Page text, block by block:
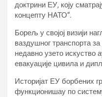
доктрини ЕУ, коју
концепту НАТО“.
Борељ у својој визији
ваздушног транспорта
недавно узето искуство
евакуације цивила и
Историјат ЕУ борбених
функционишау по